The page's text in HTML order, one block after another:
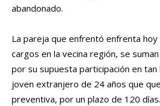
abandonado.
La pareja que enfrentó enfrenta hoy
cargos en la vecina región, se
por su supuesta participación en tan
joven extranjero de 24 años que
preventiva, por un plazo de 120 días.